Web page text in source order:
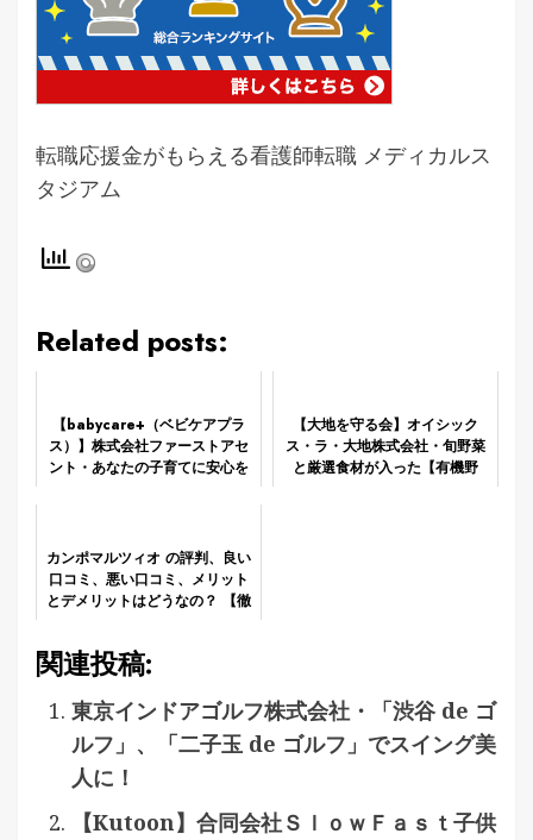
転職応援金がもらえる看護師転職 メディカルス
タジアム
Related posts:
【babycare+（ベビケアプラ
ス）】株式会社ファーストアセ
ント・あなたの子育てに安心を
【大地を守る会】オイシック
ス・ラ・大地株式会社・旬野菜
と厳選食材が入った【有機野
カンポマルツィオ の評判、良い
口コミ、悪い口コミ、メリット
とデメリットはどうなの？ 【徹
関連投稿:
東京インドアゴルフ株式会社・「渋谷 de ゴ
ルフ」、「二子玉 de ゴルフ」でスイング美
人に！
【Kutoon】合同会社ＳｌｏｗＦａｓｔ子供